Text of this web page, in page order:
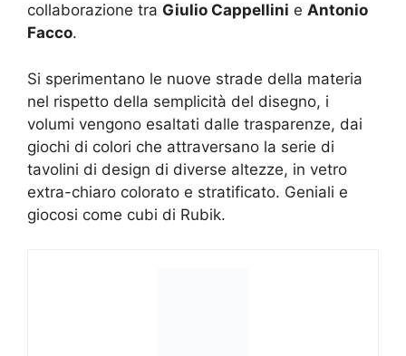
collaborazione tra Giulio Cappellini e Antonio
Facco.
Si sperimentano le nuove strade della materia
nel rispetto della semplicità del disegno, i
volumi vengono esaltati dalle trasparenze, dai
giochi di colori che attraversano la serie di
tavolini di design di diverse altezze, in vetro
extra-chiaro colorato e stratificato. Geniali e
giocosi come cubi di Rubik.